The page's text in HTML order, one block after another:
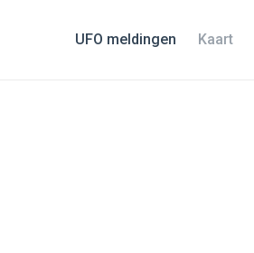
UFO meldingen Kaart